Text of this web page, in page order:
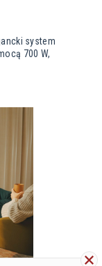
system
700 W,